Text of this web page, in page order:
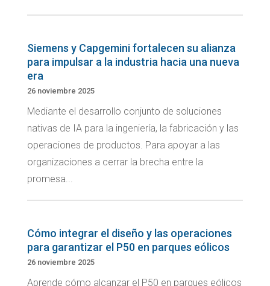
Siemens y Capgemini fortalecen su alianza
para impulsar a la industria hacia una nueva
era
26 noviembre 2025
Mediante el desarrollo conjunto de soluciones
nativas de IA para la ingeniería, la fabricación y las
operaciones de productos. Para apoyar a las
organizaciones a cerrar la brecha entre la
promesa...
Cómo integrar el diseño y las operaciones
para garantizar el P50 en parques eólicos
26 noviembre 2025
Aprende cómo alcanzar el P50 en parques eólicos